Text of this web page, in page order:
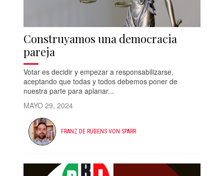
Construyamos una democracia
pareja
Votar es decidir y empezar a responsabilizarse,
aceptando que todas y todos debemos poner de
nuestra parte para aplanar...
MAYO 29, 2024
FRANZ DE RUBENS VON SPARR